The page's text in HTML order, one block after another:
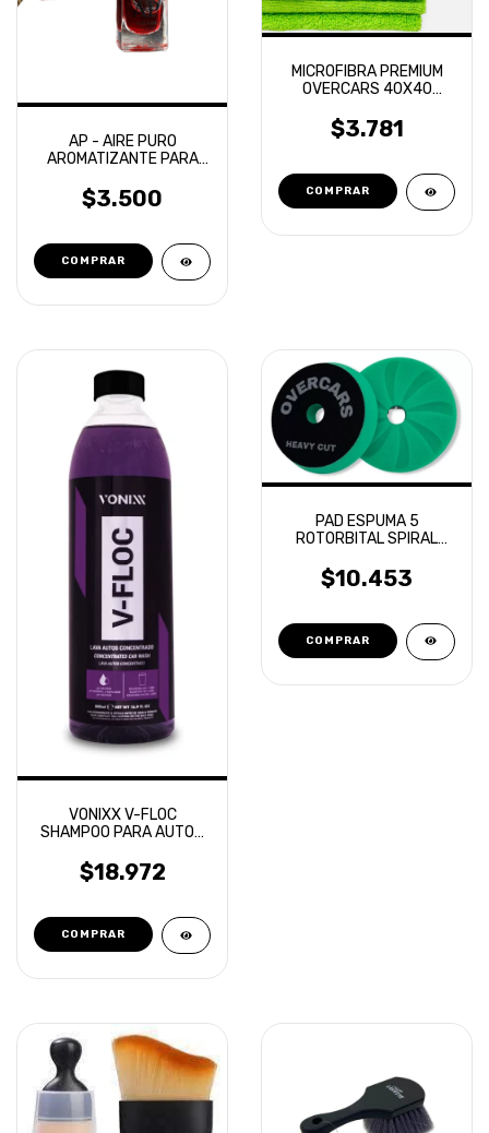
AP - AIRE PURO
AROMATIZANTE PARA
$3.500
COMPRAR
MICROFIBRA PREMIUM
OVERCARS 40X40
$3.781
VONIXX V-FLOC
SHAMPOO PARA AUTOS
500ML
$18.972
PAD ESPUMA 5
ROTORBITAL SPIRAL
OVERCARS
$10.453